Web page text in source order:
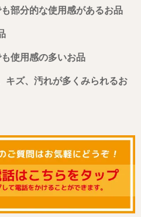
部分的な使用感があるお品
使用感の多いお品
キズ、汚れが多くみられるお